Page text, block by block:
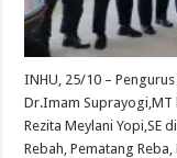
INHU, 25/10 –
Dr.Imam
Rezita Meylani Yopi,SE
Rebah, Pematang